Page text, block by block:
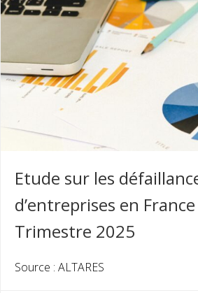
Etude sur les
d’entreprises en
Trimestre 2025
Source : ALTARES